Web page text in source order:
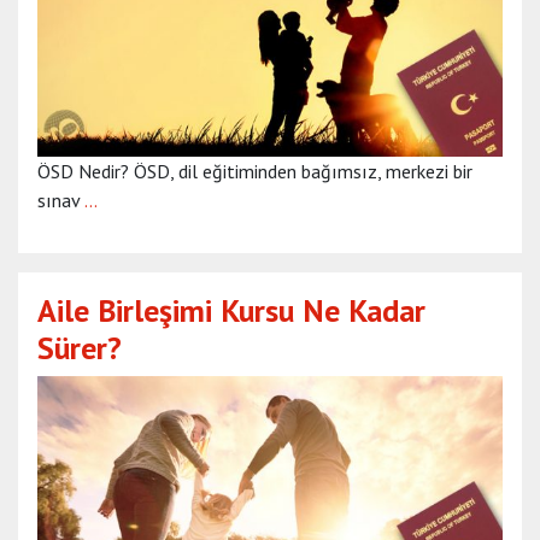
ÖSD Nedir? ÖSD, dil eğitiminden bağımsız, merkezi bir
sınav …
Aile Birleşimi Kursu Ne Kadar
Sürer?